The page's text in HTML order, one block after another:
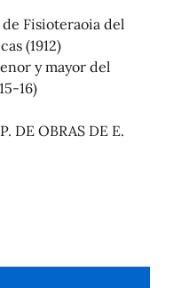
Fisioteraoia del
(1912)
y mayor del
16)
DE OBRAS DE E.